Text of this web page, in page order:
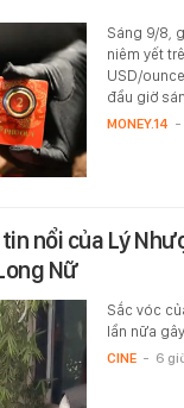
Sáng 9/8,
niêm yết
USD/
đầu giờ
MONEY.14 -
nổi của Lý
Nữ
Sắc vóc
lần nữa
CINE - 6